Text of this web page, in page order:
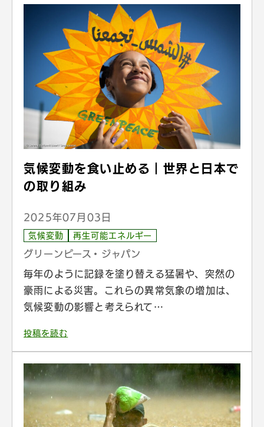
気候変動を食い止める｜世界と日本で
の取り組み
2025年07月03日
気候変動 再生可能エネルギー
グリーンピース・ジャパン
毎年のように記録を塗り替える猛暑や、突然の
豪雨による災害。これらの異常気象の増加は、
気候変動の影響と考えられて…
投稿を読む